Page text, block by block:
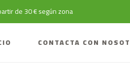
de 30 € según zona
CONTACTA CON